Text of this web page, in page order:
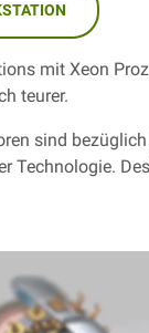
mit Xeon
teurer.
sind
Technologie.